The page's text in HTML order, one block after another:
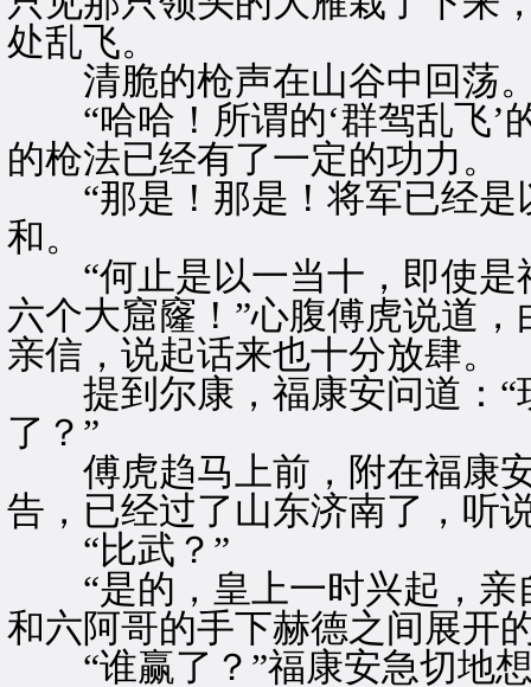
处乱飞。
清脆的枪声在山谷中回荡
“哈哈！所谓的‘群驾乱飞’
的枪法已经有了一定的功力。
“那是！那是！将军已经是
和。
“何止是以一当十，即使是
六个大窟窿！”心腹傅虎说道
亲信，说起话来也十分放肆。
提到尔康，福康安问道：“
了？”
傅虎趋马上前，附在福康安
告，已经过了山东济南了，听
“比武？”
“是的，皇上一时兴起，亲
和六阿哥的手下赫德之间展开
“谁赢了？”福康安急切地想